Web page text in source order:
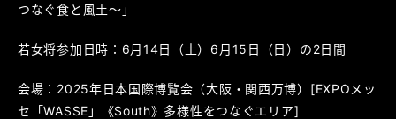
つなぐ食と風土～」
若女将参加日時：6月14日（土）6月15日（日）の2日間
会場：2025年日本国際博覧会（大阪・関西万博）[EXPOメッ
セ「WASSE」《South》多様性をつなぐエリア]